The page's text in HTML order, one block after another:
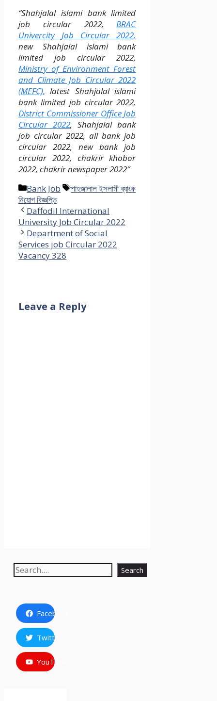
“Shahjalal islami bank limited
job circular 2022,BRAC
Univercity Job Circular 2022,
new Shahjalal islami bank
limited job circular 2022,
Ministry of Environment Forest
and Climate Job Circular 2022
(MEFC), latest Shahjalal islami
bank limited job circular 2022,
District Commissioner Office Job
Circular 2022, Shahjalal bank
job circular 2022, all bank job
circular 2022, new bank job
circular 2022, chakrir khobor
2022, chakrir newspaper 2022″
Categories
Bank Job Tags
শাহজালাল ইসলামী ব্যাংক
নিয়োগ বিজ্ঞপ্তি
Daffodil International
University Job Circular 2022
Department of Social
Services job Circular 2022
Vacancy 328
Leave a Reply
Search Search
Facebook
Twitter
YouTube